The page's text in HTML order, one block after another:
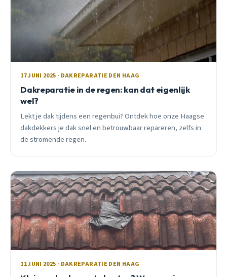
17 JUNI 2025 · DAKREPARATIE DEN HAAG
Dakreparatie in de regen: kan dat eigenlijk
wel?
Lekt je dak tijdens een regenbui? Ontdek hoe onze Haagse
dakdekkers je dak snel en betrouwbaar repareren, zelfs in
de stromende regen.
11 JUNI 2025 · DAKREPARATIE DEN HAAG